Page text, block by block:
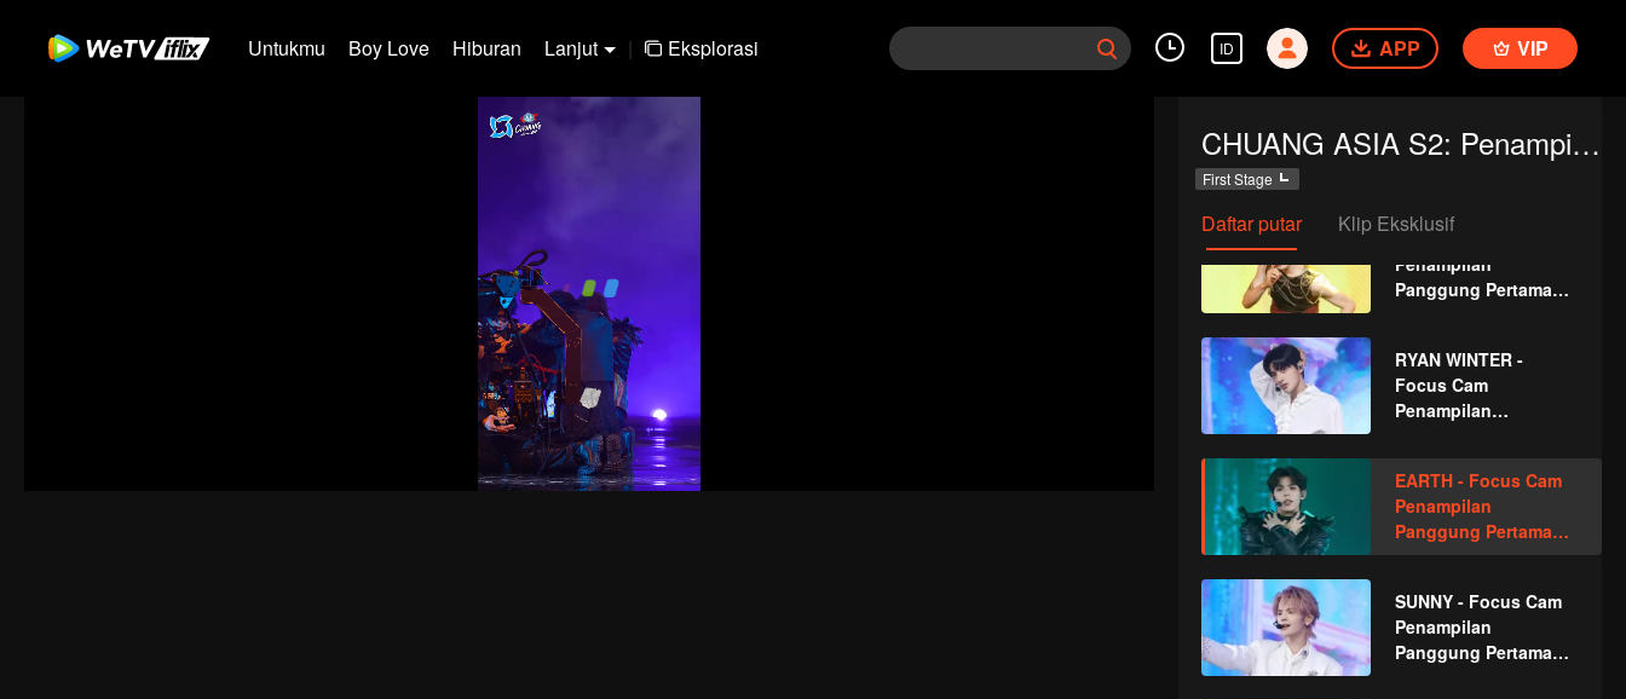
Untukmu Boy Love Hiburan Lanjut | Eksplorasi ID APP VIP
CHUANG ASIA S2: Penampilan Panggung Pertama
First Stage
Daftar putar Klip Eksklusif
Cam Penampilan
Panggung Pertama
CHUANG ASIA S2
Cam Penampilan
Panggung Pertama
RICKY - Focus Cam
Penampilan
Panggung Pertama
RYAN WINTER -
Focus Cam
Penampilan
CHUANG ASIA S2
EARTH - Focus Cam
Penampilan
Panggung Pertama
CHUANG ASIA S2
SUNNY - Focus Cam
Penampilan
Panggung Pertama